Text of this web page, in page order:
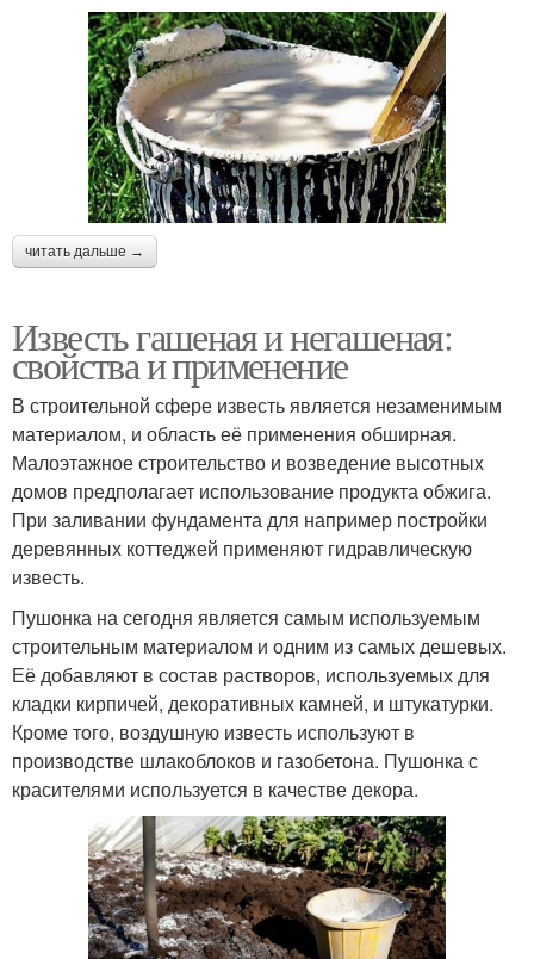
читать дальше →
Известь гашеная и негашеная:
свойства и применение
В строительной сфере известь является незаменимым
материалом, и область её применения обширная.
Малоэтажное строительство и возведение высотных
домов предполагает использование продукта обжига.
При заливании фундамента для например постройки
деревянных коттеджей применяют гидравлическую
известь.
Пушонка на сегодня является самым используемым
строительным материалом и одним из самых дешевых.
Её добавляют в состав растворов, используемых для
кладки кирпичей, декоративных камней, и штукатурки.
Кроме того, воздушную известь используют в
производстве шлакоблоков и газобетона. Пушонка с
красителями используется в качестве декора.